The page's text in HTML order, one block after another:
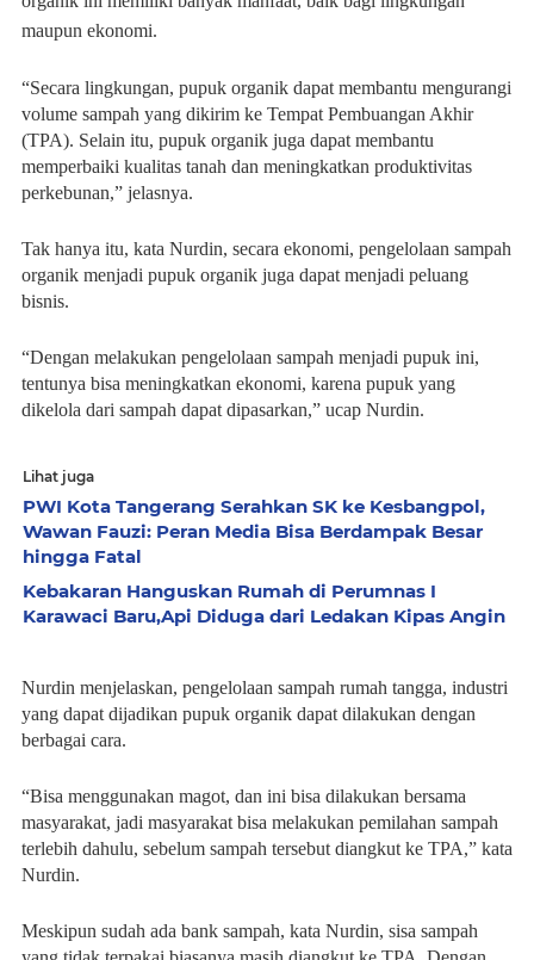
maupun ekonomi.
“Secara lingkungan, pupuk organik dapat membantu mengurangi
volume sampah yang dikirim ke Tempat Pembuangan Akhir
(TPA). Selain itu, pupuk organik juga dapat membantu
memperbaiki kualitas tanah dan meningkatkan produktivitas
perkebunan,” jelasnya.
Tak hanya itu, kata Nurdin, secara ekonomi, pengelolaan sampah
organik menjadi pupuk organik juga dapat menjadi peluang
bisnis.
“Dengan melakukan pengelolaan sampah menjadi pupuk ini,
tentunya bisa meningkatkan ekonomi, karena pupuk yang
dikelola dari sampah dapat dipasarkan,” ucap Nurdin.
Lihat juga
PWI Kota Tangerang Serahkan SK ke Kesbangpol,
Wawan Fauzi: Peran Media Bisa Berdampak Besar
hingga Fatal
Kebakaran Hanguskan Rumah di Perumnas I
Karawaci Baru,Api Diduga dari Ledakan Kipas Angin
Nurdin menjelaskan, pengelolaan sampah rumah tangga, industri
yang dapat dijadikan pupuk organik dapat dilakukan dengan
berbagai cara.
“Bisa menggunakan magot, dan ini bisa dilakukan bersama
masyarakat, jadi masyarakat bisa melakukan pemilahan sampah
terlebih dahulu, sebelum sampah tersebut diangkut ke TPA,” kata
Nurdin.
Meskipun sudah ada bank sampah, kata Nurdin, sisa sampah